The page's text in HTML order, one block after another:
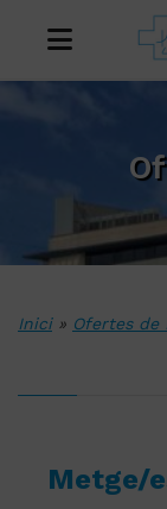
Inici» Ofertes de
Metge/